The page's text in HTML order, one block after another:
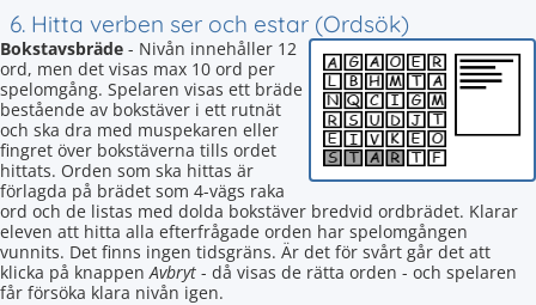
6. Hitta verben ser och estar (Ordsök)
Bokstavsbräde - Nivån innehåller 12
ord, men det visas max 10 ord per
spelomgång. Spelaren visas ett bräde
bestående av bokstäver i ett rutnät
och ska dra med muspekaren eller
fingret över bokstäverna tills ordet
hittats. Orden som ska hittas är
förlagda på brädet som 4-vägs raka
ord och de listas med dolda bokstäver bredvid ordbrädet. Klarar
eleven att hitta alla efterfrågade orden har spelomgången
vunnits. Det finns ingen tidsgräns. Är det för svårt går det att
klicka på knappenAvbryt - då visas de rätta orden - och spelaren
får försöka klara nivån igen.